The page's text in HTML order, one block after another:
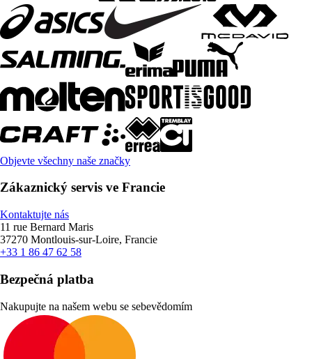
Objevte všechny naše značky
Zákaznický servis ve Francie
Kontaktujte nás
11 rue Bernard Maris
37270 Montlouis-sur-Loire, Francie
+33 1 86 47 62 58
Bezpečná platba
Nakupujte na našem webu se sebevědomím